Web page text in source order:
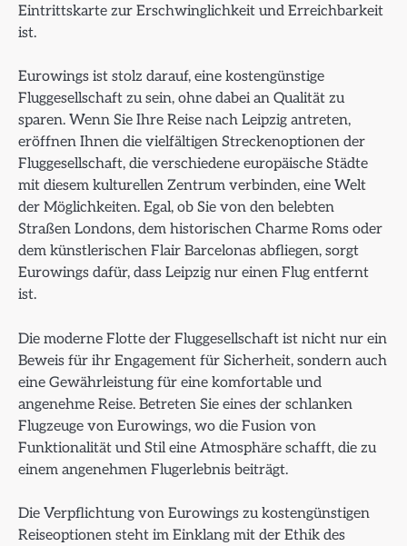
Eintrittskarte zur Erschwinglichkeit und Erreichbarkeit
ist.
Eurowings ist stolz darauf, eine kostengünstige
Fluggesellschaft zu sein, ohne dabei an Qualität zu
sparen. Wenn Sie Ihre Reise nach Leipzig antreten,
eröffnen Ihnen die vielfältigen Streckenoptionen der
Fluggesellschaft, die verschiedene europäische Städte
mit diesem kulturellen Zentrum verbinden, eine Welt
der Möglichkeiten. Egal, ob Sie von den belebten
Straßen Londons, dem historischen Charme Roms oder
dem künstlerischen Flair Barcelonas abfliegen, sorgt
Eurowings dafür, dass Leipzig nur einen Flug entfernt
ist.
Die moderne Flotte der Fluggesellschaft ist nicht nur ein
Beweis für ihr Engagement für Sicherheit, sondern auch
eine Gewährleistung für eine komfortable und
angenehme Reise. Betreten Sie eines der schlanken
Flugzeuge von Eurowings, wo die Fusion von
Funktionalität und Stil eine Atmosphäre schafft, die zu
einem angenehmen Flugerlebnis beiträgt.
Die Verpflichtung von Eurowings zu kostengünstigen
Reiseoptionen steht im Einklang mit der Ethik des